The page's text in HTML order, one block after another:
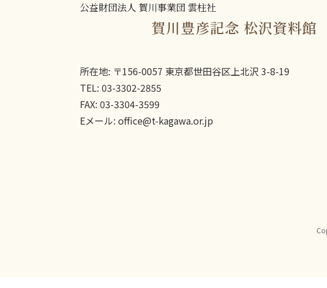
公益財団法人 賀川事業団 雲柱社
賀川豊彦記念 松沢資料館
所在地: 〒156-0057 東京都世田谷区上北沢 3-8-19
TEL: 03-3302-2855
FAX: 03-3304-3599
Eメール: office@t-kagawa.or.jp